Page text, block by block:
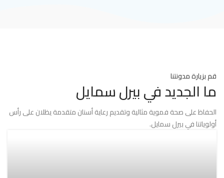
قم بزيارة مدونتنا
ما الجديد في بيرل سمايل
الحفاظ على صحة فموية مثالية وتقديم رعاية أسنان متقدمة يظلان على رأس
أولوياتنا في بيرل سمايل.